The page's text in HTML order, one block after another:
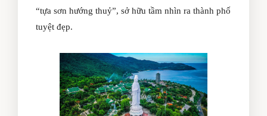
“tựa sơn hướng thuỷ”, sở hữu tầm nhìn ra thành phố
tuyệt đẹp.